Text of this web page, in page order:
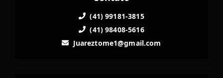
(41) 99181-3815
(41) 98408-5616
Juareztome1@gmail.com